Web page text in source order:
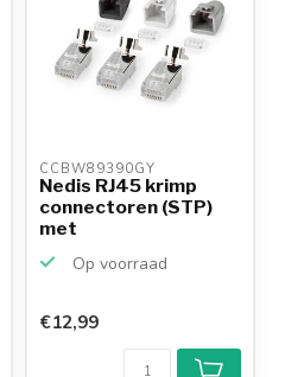
CCBW89390GY
Nedis RJ45 krimp
connectoren (STP)
met
v...
Op voorraad
€12,99